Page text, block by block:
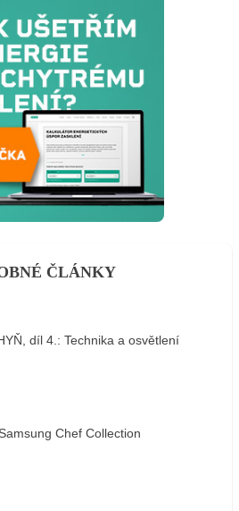
ČLÁNKY
díl 4.: Technika a osvětlení
Chef Collection